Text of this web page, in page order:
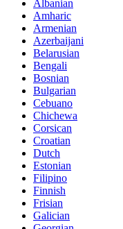
Albanian
Amharic
Armenian
Azerbaijani
Belarusian
Bengali
Bosnian
Bulgarian
Cebuano
Chichewa
Corsican
Croatian
Dutch
Estonian
Filipino
Finnish
Frisian
Galician